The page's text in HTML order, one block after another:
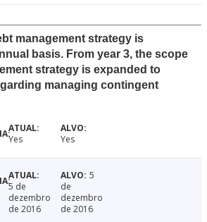
management strategy is
basis. From year 3, the scope
strategy is expanded to
managing contingent
Yes Yes
5 de
dezembro
de 2016
5
de
dezembro
de 2016